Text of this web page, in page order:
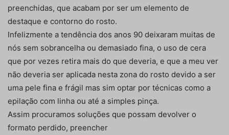
preenchidas, que acabam por ser um elemento de
destaque e contorno do rosto.
Infelizmente a tendência dos anos 90 deixaram muitas de
nós sem sobrancelha ou demasiado fina, o uso de cera
que por vezes retira mais do que deveria, e que a meu ver
não deveria ser aplicada nesta zona do rosto devido a ser
uma pele fina e frágil mas sim optar por técnicas como a
epilação com linha ou até a simples pinça.
Assim procuramos soluções que possam devolver o
formato perdido, preencher